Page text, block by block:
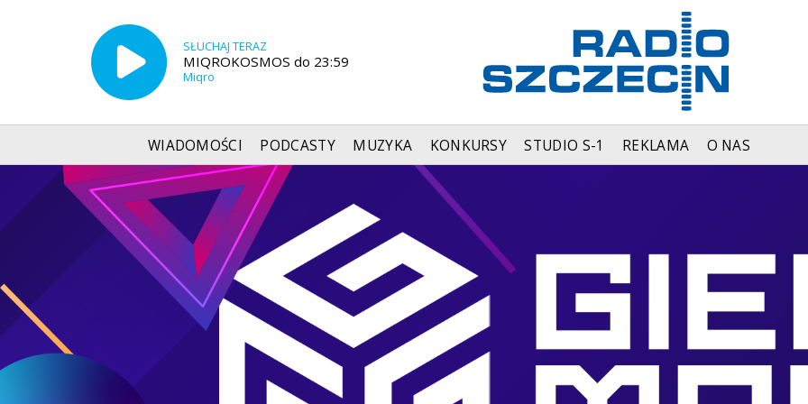
SŁUCHAJ TERAZ
MIQROKOSMOS do 23:59
Miqro
WIADOMOŚCI PODCASTY MUZYKA KONKURSY STUDIO S-1 REKLAMA O NAS